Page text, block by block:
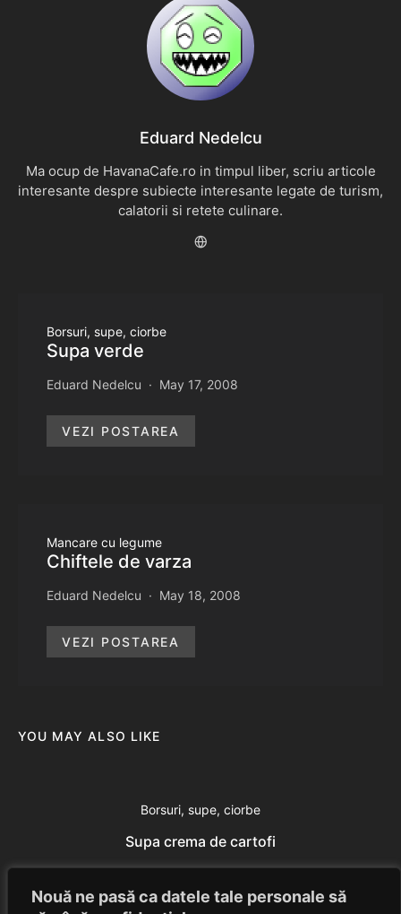
Nouă ne pasă ca datele tale personale să
Eduard Nedelcu
Ma ocup de HavanaCafe.ro in timpul liber, scriu articole
interesante despre subiecte interesante legate de turism,
calatorii si retete culinare.
Borsuri, supe, ciorbe
Supa verde
Eduard Nedelcu May 17, 2008
VEZI POSTAREA
Mancare cu legume
Chiftele de varza
Eduard Nedelcu May 18, 2008
VEZI POSTAREA
YOU MAY ALSO LIKE
Borsuri, supe, ciorbe
Supa crema de cartofi
Eduard Nedelcu July 24, 2014